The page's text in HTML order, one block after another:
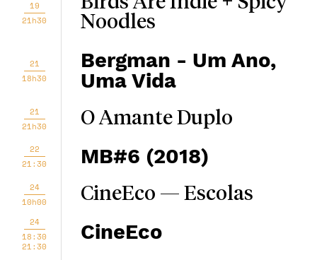
19
21h30
Noodles
21
18h30
Bergman - Um Ano,
Uma Vida
21
21h30
O Amante Duplo
22
21:30
MB#6 (2018)
24
10h00
CineEco — Escolas
24
18:30
21:30
CineEco